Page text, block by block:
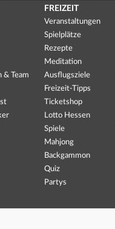
& Team
FREIZEIT
Veranstaltungen
Spielplätze
Rezepte
Meditation
Ausflugsziele
Freizeit-Tipps
Ticketshop
Lotto Hessen
Spiele
Mahjong
Backgammon
Quiz
Partys